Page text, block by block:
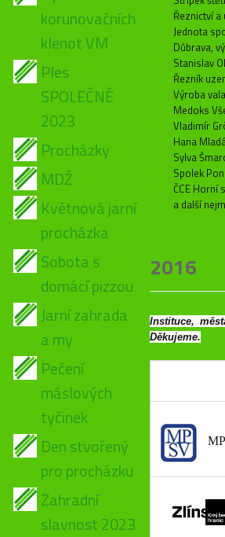
korunovačních
klenot VM
Ples
SPOLEČNĚ
2023
Procházky
MDŽ
Květnová jarní
procházka
Sobota s
domácí pizzou
Jarní zahrada
a my
Pečení
máslových
tyčinek
Den stvořený
pro procházku
Zahradní
slavnost 2023
Řeznictví
Jednota
Důbrava,
Stanislav
Řezník
Výroba
Medoks
Vladimír
Hana
Sylva
Spolek
ČCE Horní
a další
2016
Instituce,
Děkujeme.